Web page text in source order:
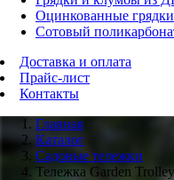
Оцинкованные грядки
Сотовый
Доставка и оплата
Прайс-лист
Контакты
Главная
Каталог
Садовые тележки
Тележка Garden